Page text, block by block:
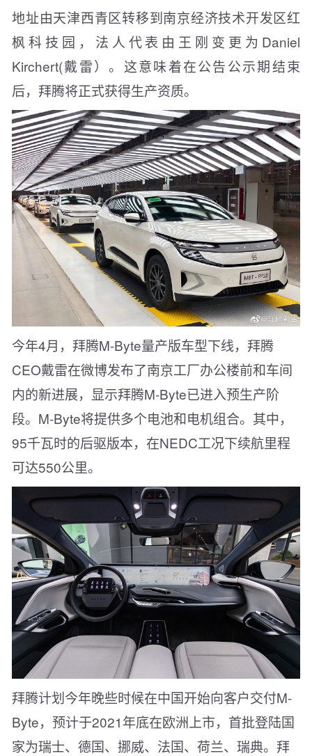
地址由天津西青区转移到南京经济技术开发区红
枫科技园，法人代表由王刚变更为Daniel
Kirchert(戴雷）。这意味着在公告公示期结束
后，拜腾将正式获得生产资质。
今年4月，拜腾M-Byte量产版车型下线，拜腾
CEO戴雷在微博发布了南京工厂办公楼前和车间
内的新进展，显示拜腾M-Byte已进入预生产阶
段。M-Byte将提供多个电池和电机组合。其中，
95千瓦时的后驱版本，在NEDC工况下续航里程
可达550公里。
拜腾计划今年晚些时候在中国开始向客户交付M-
Byte，预计于2021年底在欧洲上市，首批登陆国
家为瑞士、德国、挪威、法国、荷兰、瑞典。拜